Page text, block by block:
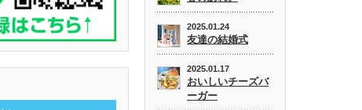
2025.01.24
友達の結婚式
2025.01.17
おいしいチーズバ
ーガー